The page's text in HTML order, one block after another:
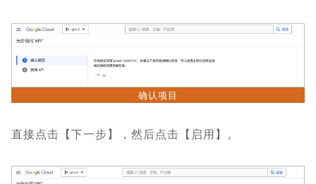
确认项目
直接点击【下一步】，然后点击【启用】。